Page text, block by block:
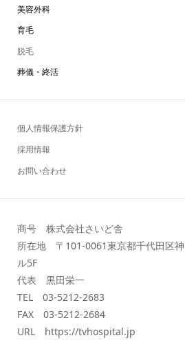
美容外科
育毛
脱毛
葬儀・終活
個人情報保護方針
採用情報
お問い合わせ
商号 株式会社さいど舎
所在地 〒101-0061東京都千代田区
ル5F
代表 黒田栄一
TEL 03-5212-2683
FAX 03-5212-2684
URL https://tvhospital.jp